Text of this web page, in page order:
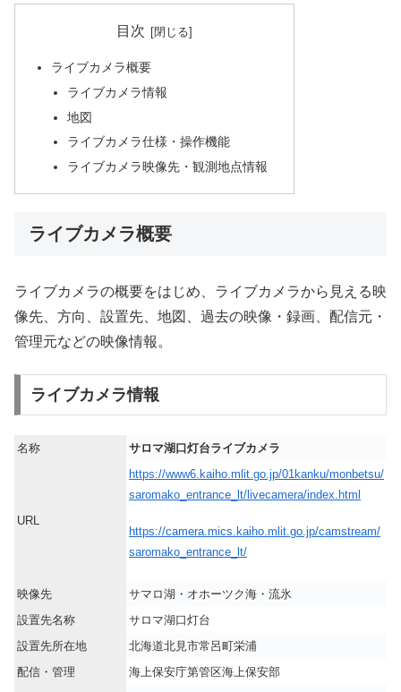
目次
ライブカメラ概要
ライブカメラ情報
地図
ライブカメラ仕様・操作機能
ライブカメラ映像先・観測地点情報
ライブカメラ概要
ライブカメラの概要をはじめ、ライブカメラから見える映
像先、方向、設置先、地図、過去の映像・録画、配信元・
管理元などの映像情報。
ライブカメラ情報
名称 サロマ湖口灯台ライブカメラ
URL
https://www6.kaiho.mlit.go.jp/01kanku/monbetsu/
saromako_entrance_lt/livecamera/index.html
https://camera.mics.kaiho.mlit.go.jp/camstream/
saromako_entrance_lt/
映像先
サマロ湖・オホーツク海・流氷
設置先名称
サロマ湖口灯台
設置先所在地
北海道北見市常呂町栄浦
配信・管理
海上保安庁第管区海上保安部